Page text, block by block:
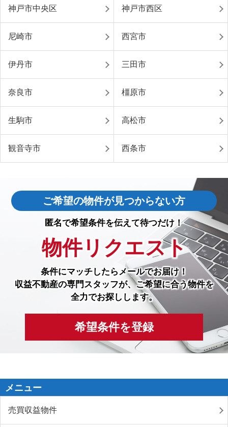
神戸市中央区 神戸市西区
尼崎市 西宮市
伊丹市 三田市
奈良市 橿原市
生駒市 高松市
観音寺市 西条市
ご希望の物件が見つからない方
匿名で希望条件を伝えて待つだけ！
物件リクエスト
条件にマッチしたら メールでお届け！
収益不動産の専門スタッフが、ご希望に合う物件を
全力でお探しします。
希望条件を登録
メニュー
売買収益物件